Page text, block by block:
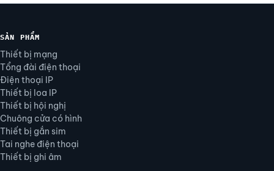
SẢN PHẨM
Thiết bị mạng
Tổng đài điện thoại
Điện thoại IP
Thiết bị loa IP
Thiết bị hội nghị
Chuông cửa có hình
Thiết bị gắn sim
Tai nghe điện thoại
Thiết bị ghi âm